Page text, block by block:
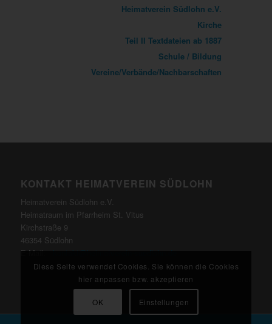
Heimatverein Südlohn e.V.
Kirche
Teil II Textdateien ab 1887
Schule / Bildung
Vereine/Verbände/Nachbarschaften
KONTAKT HEIMATVEREIN SÜDLOHN
Heimatverein Südlohn e.V.
Heimatraum im Pfarrheim St. Vitus
Kirchstraße 9
46354 Südlohn
E-Mail: kontakt@heimatverein-suedlohn.de
Diese Seite verwendet Cookies. Sie können die Cookies
hier anpassen bzw. akzeptieren
OK Einstellungen